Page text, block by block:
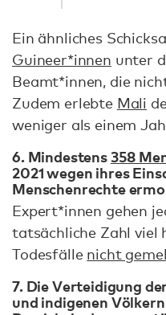
Ein ähnliches
Guineer*innen unter
Beamt*innen, die
Zudem erlebte Mali
weniger als einem
6. Mindestens358
2021 wegen ihres
Menschenrechte
Expert*innen gehen
tatsächliche Zahl viel
Todesfälle nicht
7. Die Verteidigung
und indigenen